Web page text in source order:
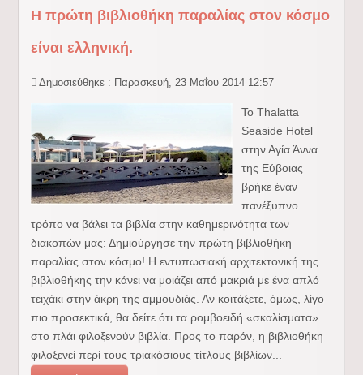
Η πρώτη βιβλιοθήκη παραλίας στον κόσμο
είναι ελληνική.
Δημοσιεύθηκε : Παρασκευή, 23 Μαΐου 2014 12:57
Το Thalatta
Seaside Hotel
στην Αγία Άννα
της Εύβοιας
βρήκε έναν
πανέξυπνο
τρόπο να βάλει τα βιβλία στην καθημερινότητα των
διακοπών μας: Δημιούργησε την πρώτη βιβλιοθήκη
παραλίας στον κόσμο! Η εντυπωσιακή αρχιτεκτονική της
βιβλιοθήκης την κάνει να μοιάζει από μακριά με ένα απλό
τειχάκι στην άκρη της αμμουδιάς. Αν κοιτάξετε, όμως, λίγο
πιο προσεκτικά, θα δείτε ότι τα ρομβοειδή «σκαλίσματα»
στο πλάι φιλοξενούν βιβλία. Προς το παρόν, η βιβλιοθήκη
φιλοξενεί περί τους τριακόσιους τίτλους βιβλίων...